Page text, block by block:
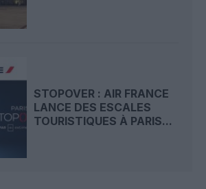
STOPOVER : AIR FRANCE
LANCE DES ESCALES
TOURISTIQUES À PARIS...